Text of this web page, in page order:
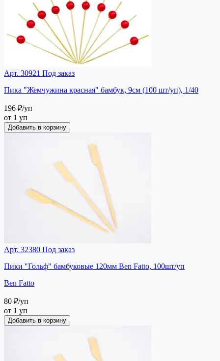
Арт. 30921 Под заказ
Пика "Жемчужина красная" бамбук, 9см (100 шт/уп), 1/40
196 ₽/уп
от 1 уп
Добавить в корзину
Арт. 32380 Под заказ
Пики "Гольф" бамбуковые 120мм Ben Fatto, 100шт/уп
Ben Fatto
80 ₽/уп
от 1 уп
Добавить в корзину